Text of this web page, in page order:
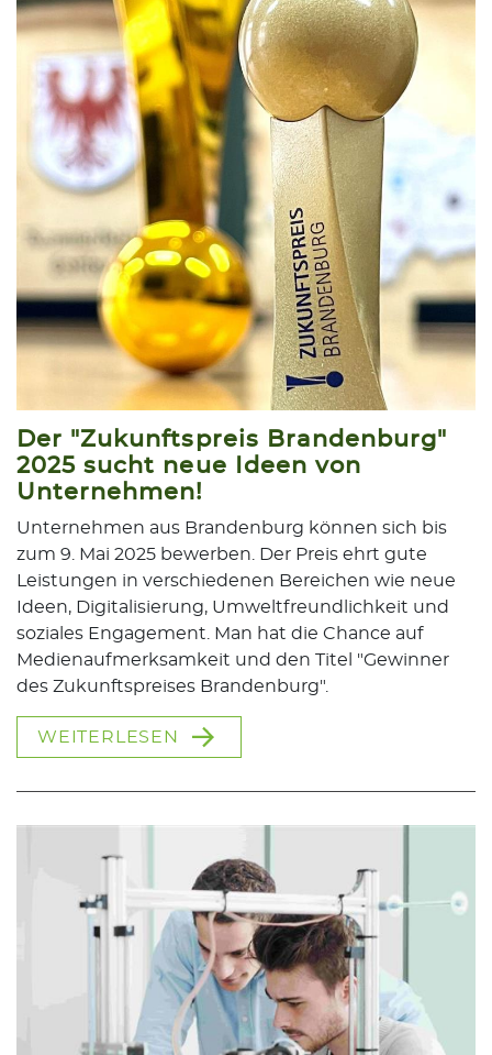
Der "Zukunftspreis Brandenburg"
2025 sucht neue Ideen von
Unternehmen!
Unternehmen aus Brandenburg können sich bis
zum 9. Mai 2025 bewerben. Der Preis ehrt gute
Leistungen in verschiedenen Bereichen wie neue
Ideen, Digitalisierung, Umweltfreundlichkeit und
soziales Engagement. Man hat die Chance auf
Medienaufmerksamkeit und den Titel "Gewinner
des Zukunftspreises Brandenburg".
WEITERLESEN